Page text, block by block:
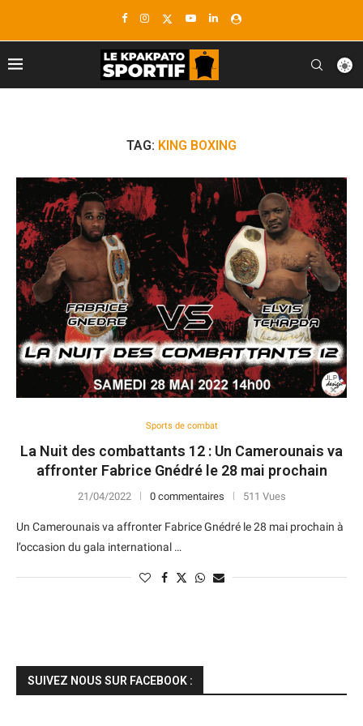
TAG: KING BOXING
Sports de combat
La Nuit des combattants 12 : Un Camerounais va
affronter Fabrice Gnédré le 28 mai prochain
21/04/2022 0 commentaires 511 Vues
Un Camerounais va affronter Fabrice Gnédré le 28 mai prochain à
l’occasion du gala international …
SUIVEZ NOUS SUR FACEBOOK :